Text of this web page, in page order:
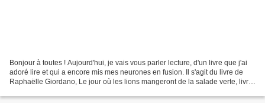
Bonjour à toutes ! Aujourd'hui, je vais vous parler lecture, d'un livre que j'ai
adoré lire et qui a encore mis mes neurones en fusion. Il s'agit du livre de
Raphaëlle Giordano, Le jour où les lions mangeront de la salade verte, livre